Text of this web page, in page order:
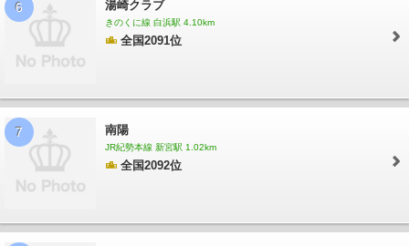
6 湯崎クラブ
きのくに線 白浜駅 4.10km
全国2091位
7 南陽
JR紀勢本線 新宮駅 1.02km
全国2092位